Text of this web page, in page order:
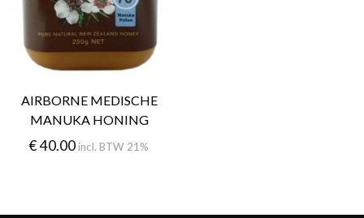
AIRBORNE MEDISCHE
MANUKA HONING
€40.00 incl. BTW 21%